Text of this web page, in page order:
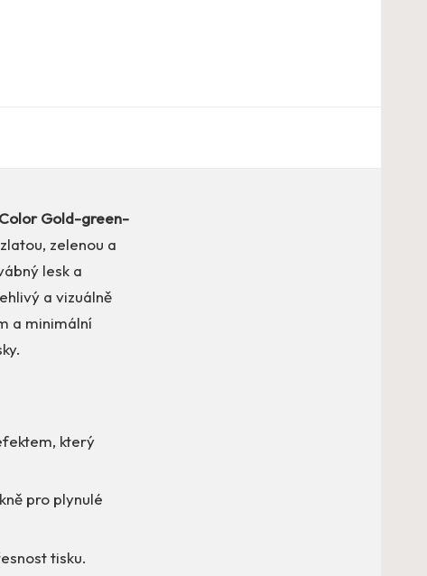
Gold-green-
zelenou a
lesk a
a vizuálně
a minimální
který
pro plynulé
tisku.